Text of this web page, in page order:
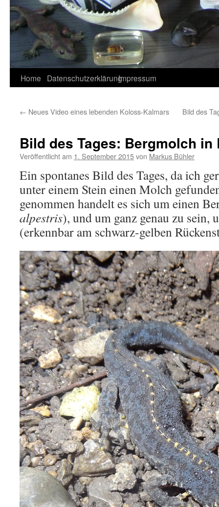
Home DatenschutzerklärungImpressum
← Neues Video eines lebenden Koloss-Kalmars Bild des
Bild des Tages: Bergmolch in
Veröffentlicht am 1. September 2015von Markus Bühler
Ein spontanes Bild des Tages, da ich
unter einem Stein einen Molch
genommen handelt es sich um einen
alpestris), und um ganz genau zu sein,
(erkennbar am schwarz-gelben